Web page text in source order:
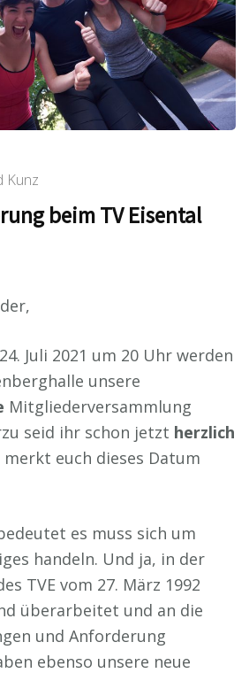
Kunz
beim TV Eisental
Juli 2021 um 20 Uhr werden
unsere
Mitgliederversammlung
seid ihr schon jetzt herzlich
euch dieses Datum
es muss sich um
handeln. Und ja, in der
TVE vom 27. März 1992
überarbeitet und an die
und Anforderung
ebenso unsere neue